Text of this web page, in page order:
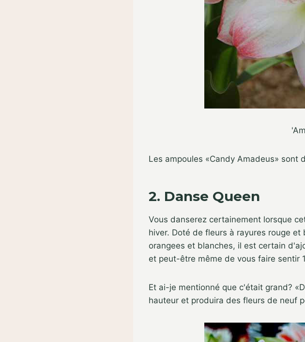
Les ampoules «Candy Amadeus» sont
2. Danse Queen
Vous danserez certainement lorsque
hiver. Doté de fleurs à rayures rouge
orangees et blanches, il est certain
et peut-être même de vous faire sentir
Et ai-je mentionné que c'était grand?
hauteur et produira des fleurs de neuf